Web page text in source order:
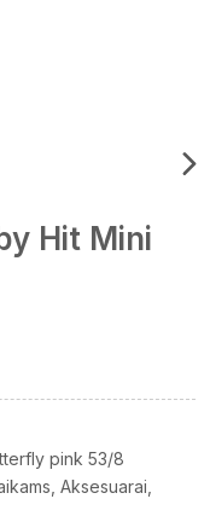
Hit Mini
pink 53/8
Aksesuarai